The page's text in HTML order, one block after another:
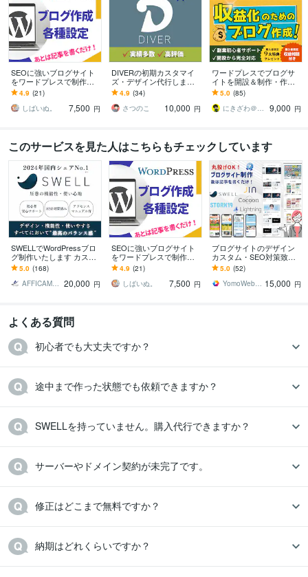
SEOに強いブログサイト
をワードプレスで制作し
ます 【Wordpress】アフ
ィリエイトブログを最短
即日納品！
4.9 (21)
しばいぬ。
7,500 円
DIVERの初期カスタマイ
ズ・デザイン代行します
WordPressテーマDiverの
初期設定代行サービス
4.9 (34)
さつのこ
10,000 円
ワードプレスでブログサ
イトを開設＆制作・作成
します アフィリエイトブ
ログ初心者が広告収益を
得るための道筋も伝授！
5.0 (85)
にきざわ＠収益化できるブログサイト制作
9,000 円
このサービスを見た人はこちらもチェックしています
SWELLでWordPressブロ
グ制作いたします カスタ
マイズ途中の方も対応さ
せていただきます！
5.0 (168)
AFFICAMP ブログ・HP制作 20,000 円
SEOに強いブログサイト
をワードプレスで制作し
ます 【Wordpress】アフ
ィリエイトブログを最短
即日納品！
4.9 (21)
しばいぬ。
7,500 円
ブログサイトのデザイン
カスタム・SEO対策致し
ます SWELL・Cocoon・Li
ghtning、他テーマも対応
5.0 (52)
YomoWebbDesign 15,000 円
よくある質問
初心者でも大丈夫ですか？
途中まで作った状態でも依頼できますか？
SWELLを持っていません。購入代行できますか？
サーバーやドメイン契約が未完了です。
修正はどこまで無料ですか？
納期はどれくらいですか？